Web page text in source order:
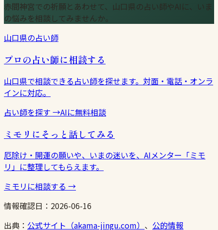
赤間神宮での祈願とあわせて、山口県の占い師やAIに、いま
の悩みを相談してみませんか。
山口県の占い師
プロの占い師に相談する
山口県で相談できる占い師を探せます。対面・電話・オンラ
インに対応。
占い師を探す →AIに無料相談
ミモリにそっと話してみる
厄除け・開運の願いや、いまの迷いを、AIメンター「ミモ
リ」に整理してもらえます。
ミモリに相談する →
情報確認日： 2026-06-16
出典： 公式サイト（akama-jingu.com） 、 公的情報